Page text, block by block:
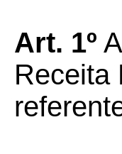
Art. 1º
Receita